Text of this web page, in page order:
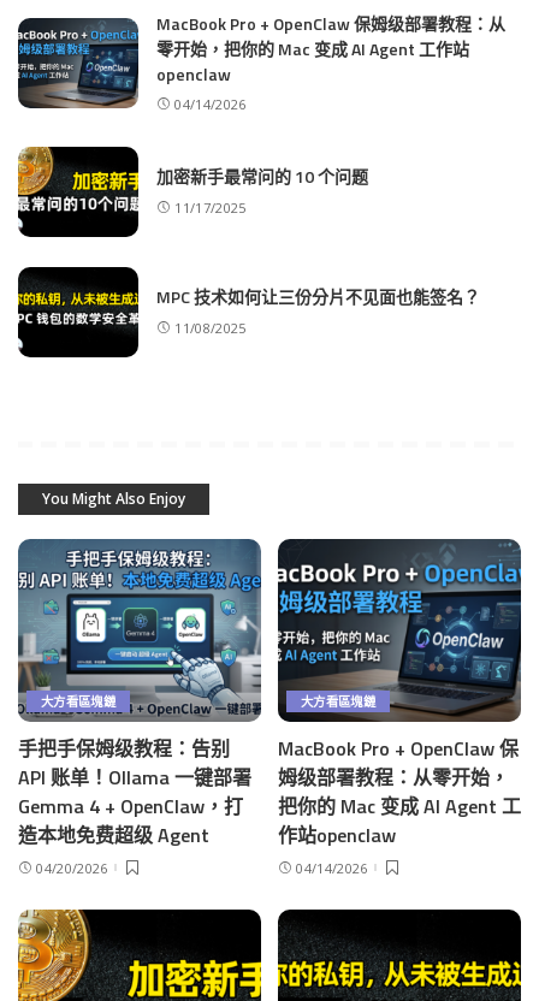
MacBook Pro + OpenClaw 保姆级部署教程：从
零开始，把你的 Mac 变成 AI Agent 工作站
openclaw
04/14/2026
加密新手最常问的 10 个问题
11/17/2025
MPC 技术如何让三份分片不见面也能签名？
11/08/2025
You Might Also Enjoy
大方看區塊鏈
手把手保姆级教程：告别
API 账单！Ollama 一键部署
Gemma 4 + OpenClaw，打
造本地免费超级 Agent
04/20/2026
大方看區塊鏈
MacBook Pro + OpenClaw 保
姆级部署教程：从零开始，
把你的 Mac 变成 AI Agent 工
作站openclaw
04/14/2026